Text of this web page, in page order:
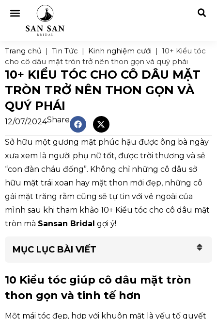
Trang chủ | Tin Tức | Kinh nghiệm cưới | 10+ Kiểu tóc
cho cô dâu mặt tròn trở nên thon gọn và quý phái
10+ KIỂU TÓC CHO CÔ DÂU MẶT
TRÒN TRỞ NÊN THON GỌN VÀ
QUÝ PHÁI
12/07/2024Share
Sở hữu một gương mặt phúc hậu được ông bà ngày
xưa xem là người phụ nữ tốt, được trời thương và sẻ
“con đàn cháu đống”. Không chỉ những cô dâu sở
hữu mặt trái xoan hay mặt thon mới đẹp, những cô
gái mặt trăng rằm cũng sẽ tự tin với vẻ ngoài của
mình sau khi tham khảo 10+ Kiểu tóc cho cô dâu mặt
tròn mà Sansan Bridal gợi ý!
MỤC LỤC BÀI VIẾT
10 Kiểu tóc giúp cô dâu mặt tròn
thon gọn và tinh tế hơn
Một mái tóc đẹp, hợp với khuôn mặt là yếu tố quyết